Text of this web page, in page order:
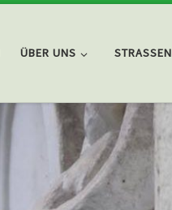
ÜBER UNS STRASSEN